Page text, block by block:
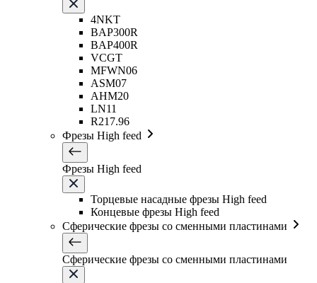
4NKT
BAP300R
BAP400R
VCGT
MFWN06
ASM07
AHM20
LN11
R217.96
Фрезы High feed
Фрезы High feed
Торцевые насадные фрезы High feed
Концевые фрезы High feed
Сферические фрезы со сменными пластинами
Сферические фрезы со сменными пластинами